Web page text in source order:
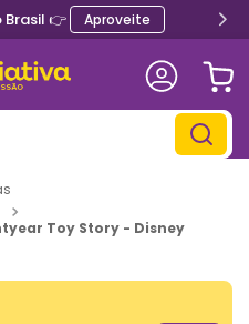
👉 Aproveite
Toy Story - Disney